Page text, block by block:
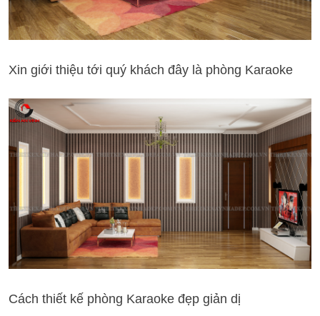
Xin giới thiệu tới quý khách đây là phòng Karaoke
Cách thiết kế phòng Karaoke đẹp giản dị